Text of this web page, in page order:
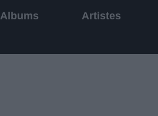
Albums Artistes